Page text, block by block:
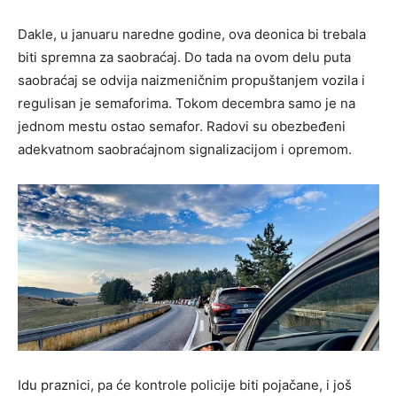
Dakle, u januaru naredne godine, ova deonica bi trebala
biti spremna za saobraćaj. Do tada na ovom delu puta
saobraćaj se odvija naizmeničnim propuštanjem vozila i
regulisan je semaforima. Tokom decembra samo je na
jednom mestu ostao semafor. Radovi su obezbeđeni
adekvatnom saobraćajnom signalizacijom i opremom.
Idu praznici, pa će kontrole policije biti pojačane, i još